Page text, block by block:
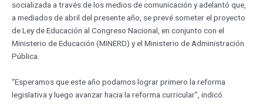
socializada a través de los medios de comunicación y adelantó que,
a mediados de abril del presente año, se prevé someter el proyecto
de Ley de Educación al Congreso Nacional, en conjunto con el
Ministerio de Educación (MINERD) y el Ministerio de Administración
Pública.
“Esperamos que este año podamos lograr primero la reforma
legislativa y luego avanzar hacia la reforma curricular”, indicó.